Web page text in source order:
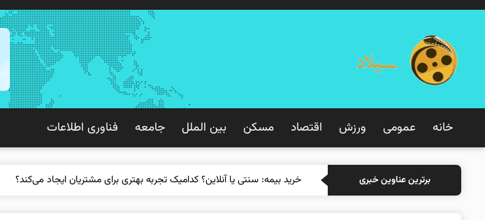
خانه عمومی ورزش اقتصاد مسکن بین الملل جامعه فناوری اطلاعات
برترین عناوین خبری خرید بیمه: سنتی یا آنل